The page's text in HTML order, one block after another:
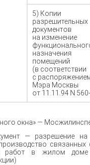
5) Копии
разрешительных
документов
на изменение
назначения
помещений
(в соответствии
с
Мэра Москвы
от 11.11.94 N
окна» —
— разрешение на
связанных
работ в жилом доме